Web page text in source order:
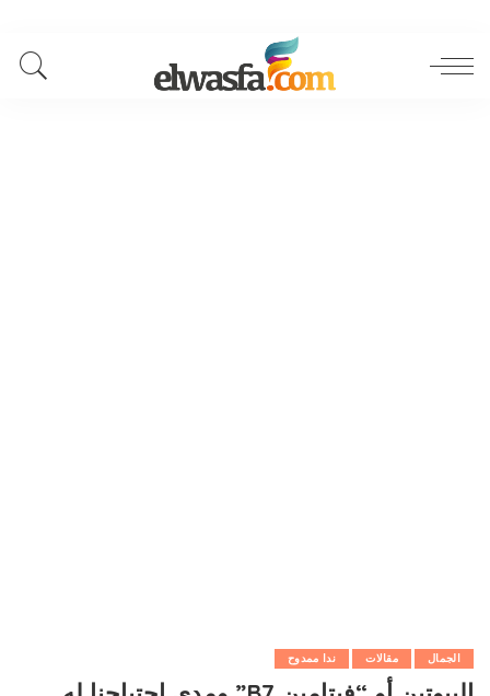
الجمال مقالات ندا ممدوح